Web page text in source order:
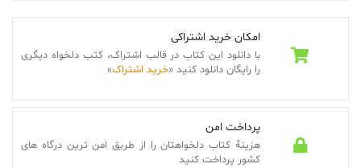
امکان خرید اشتراکی
با دانلود این کتاب در قالب اشتراک، کتب دلخواه دیگری
را رایگان دانلود کنید «خرید اشتراک»
پرداخت امن
هزینۀ کتاب دلخواهتان را از طریق امن ترین درگاه های
کشور پرداخت کنید